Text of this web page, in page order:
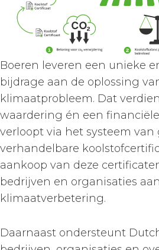
Boeren leveren een unieke
bijdrage aan de oplossing
klimaatprobleem. Dat
waardering én een
verloopt via het systeem van
verhandelbare
aankoop van deze
bedrijven en organisaties
klimaatverbetering.
Daarnaast ondersteunt